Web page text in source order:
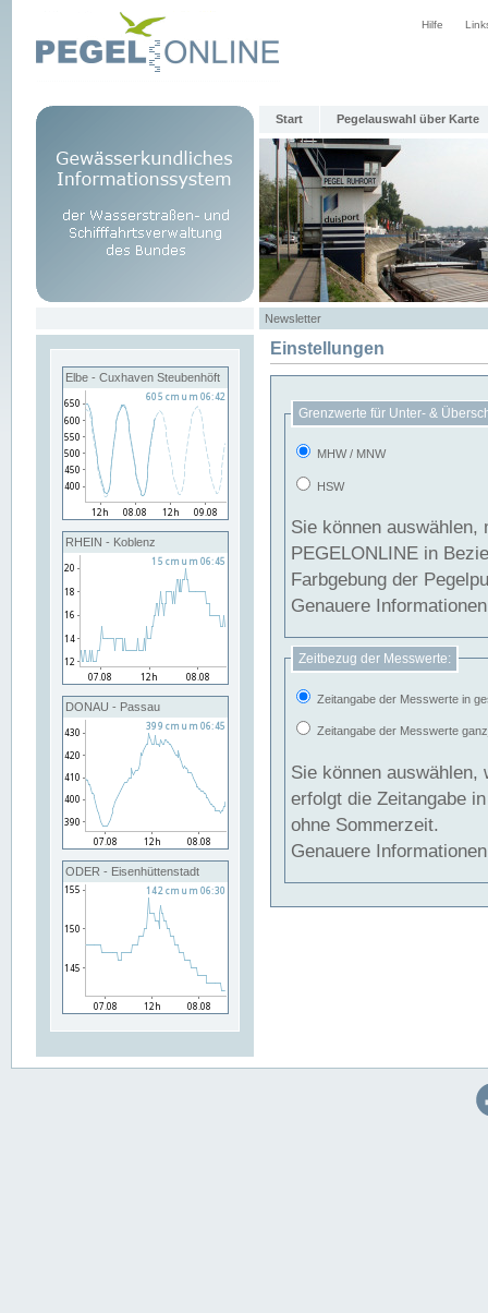
Hilfe
Start Pegelauswahl über Karte
Newsletter
Elbe - Cuxhaven Steubenhöft
RHEIN - Koblenz
DONAU - Passau
ODER - Eisenhüttenstadt
Einstellungen
Grenzwerte für Unter- &
MHW / MNW
HSW
Sie können
PEGELONLINE in Beziehung
Farbgebung der
Genauere
Zeitbezug der Messwerte:
Zeitangabe der Messwerte in
Zeitangabe der Messwerte
Sie können auswählen,
erfolgt die Zeitangabe
ohne Sommerzeit.
Genauere